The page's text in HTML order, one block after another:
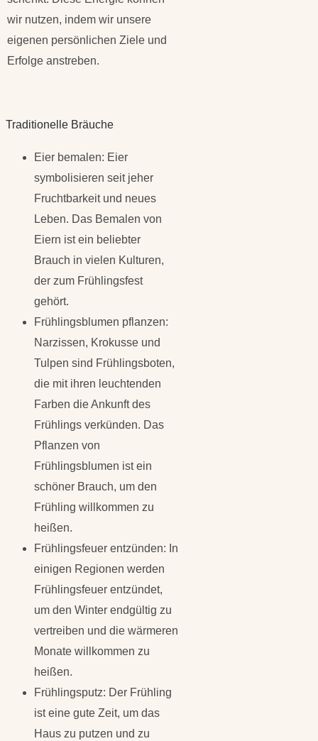
wir nutzen, indem wir unsere
eigenen persönlichen Ziele und
Erfolge anstreben.
Traditionelle Bräuche
Eier bemalen: Eier
symbolisieren seit jeher
Fruchtbarkeit und neues
Leben. Das Bemalen von
Eiern ist ein beliebter
Brauch in vielen Kulturen,
der zum Frühlingsfest
gehört.
Frühlingsblumen pflanzen:
Narzissen, Krokusse und
Tulpen sind Frühlingsboten,
die mit ihren leuchtenden
Farben die Ankunft des
Frühlings verkünden. Das
Pflanzen von
Frühlingsblumen ist ein
schöner Brauch, um den
Frühling willkommen zu
heißen.
Frühlingsfeuer entzünden: In
einigen Regionen werden
Frühlingsfeuer entzündet,
um den Winter endgültig zu
vertreiben und die wärmeren
Monate willkommen zu
heißen.
Frühlingsputz: Der Frühling
ist eine gute Zeit, um das
Haus zu putzen und zu